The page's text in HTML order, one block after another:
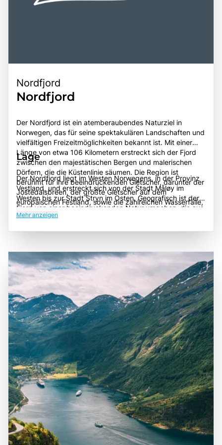
Nordfjord
Nordfjord
Der Nordfjord ist ein atemberaubendes Naturziel in
Norwegen, das für seine spektakulären Landschaften und
vielfältigen Freizeitmöglichkeiten bekannt ist. Mit einer
Länge von etwa 106 Kilometern erstreckt sich der Fjord
zwischen den majestätischen Bergen und malerischen
Dörfern, die die Küstenlinie säumen. Die Region ist
berühmt für ihre beeindruckenden Gletscher, darunter der
Jostedalsbreen, der größte Gletscher auf dem
europäischen Festland, sowie die zahlreichen Wasserfälle,
die in den Fjord stürzen. Besucher können eine Vielzahl
Angeln und Bootstouren, die es ermöglichen, die
auch eine reiche Geschichte, die bis in die Wikingerzeit
zurückreicht, und bietet zahlreiche kulturelle
Sehenswürdigkeiten, darunter alte Kirchen und historische
Stätten. Ein Besuch im Nordfjord ist eine hervorragende
Gelegenheit, die beeindruckende Natur zu genießen, die
lokale Kultur zu entdecken und unvergessliche
Erinnerungen in einer der schönsten Fjordlandschaften
Norwegens zu sammeln. Die Kombination aus
atemberaubender Landschaft, kulturellem Erbe und
vielfältigen Freizeitmöglichkeiten macht den Nordfjord zu
einem unvergesslichen Ziel für Reisende.
Lage
Der Nordfjord liegt im Westen Norwegens, in der Provinz
Vestland, und erstreckt sich von der Stadt Måløy im
Westen bis zur Stadt Stryn im Osten. Geografisch ist der
Fjord von einer beeindruckenden Natur umgeben, die aus
hohen Bergen, tiefen Tälern und einer Vielzahl von Flora
regelmäßige Verbindungen zu größeren Städten in
Norwegen bietet. Die zentrale Lage des Fjords macht ihn
zu einem idealen Ziel für Tagesausflüge oder als Teil einer
Erkundungstour durch die unberührte Natur
Westnorwegens. Die Kombination aus der
beeindruckenden Landschaft, der kulturellen Vielfalt und
der Vielzahl an Freizeitmöglichkeiten macht den Nordfjord
zu einem bereichernden Erlebnis für alle, die die
Faszination dieser einzigartigen Region entdecken
möchten.
Mehr anzeigen